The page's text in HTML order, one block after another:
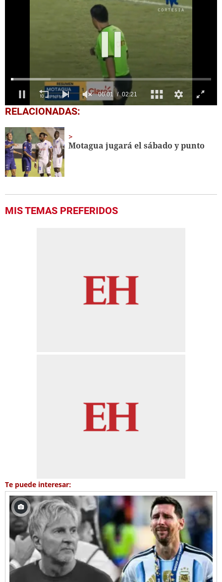
0
seconds
2
minutes,
21
seconds
RELACIONADAS:
Motagua jugará el sábado y punto
MIS TEMAS PREFERIDOS
Te puede interesar: